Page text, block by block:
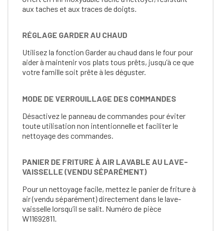
aux taches et aux traces de doigts.
RÉGLAGE GARDER AU CHAUD
Utilisez la fonction Garder au chaud dans le four pour
aider à maintenir vos plats tous prêts, jusqu’à ce que
votre famille soit prête à les déguster.
MODE DE VERROUILLAGE DES COMMANDES
Désactivez le panneau de commandes pour éviter
toute utilisation non intentionnelle et faciliter le
nettoyage des commandes.
PANIER DE FRITURE À AIR LAVABLE AU LAVE-
VAISSELLE (VENDU SÉPARÉMENT)
Pour un nettoyage facile, mettez le panier de friture à
air (vendu séparément) directement dans le lave-
vaisselle lorsqu’il se salit. Numéro de pièce
W11692811.